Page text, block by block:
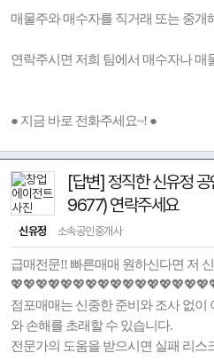
매물주와 매수자를 직거래 또는 중개
연락주시면 저희 팀에서 매수자나 매
● 지금 바로 전화주세요~! ●
[답변] 정직한 신유정
9677) 연락주세요
신유정 소속공인중개사
급매전문!! 빠른매매 원하신다면 저
점포매매는 신중한 준비와 조사 없이
와 손해를 초래할 수 있습니다.
전문가의 도움을 받으시면 실패 리스